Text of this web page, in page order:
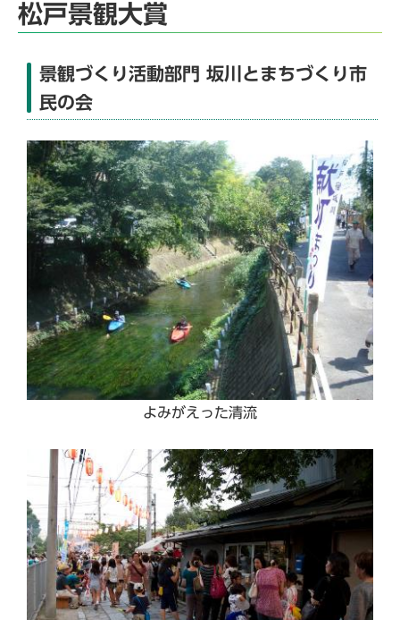
松戸景観大賞
景観づくり活動部門 坂川とまちづくり市
民の会
よみがえった清流